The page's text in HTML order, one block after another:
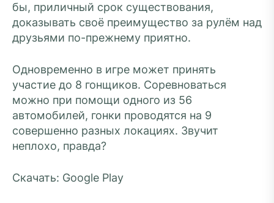
бы, приличный срок существования,
доказывать своё преимущество за рулём над
друзьями по-прежнему приятно.
Одновременно в игре может принять
участие до 8 гонщиков. Соревноваться
можно при помощи одного из 56
автомобилей, гонки проводятся на 9
совершенно разных локациях. Звучит
неплохо, правда?
Скачать: Google Play